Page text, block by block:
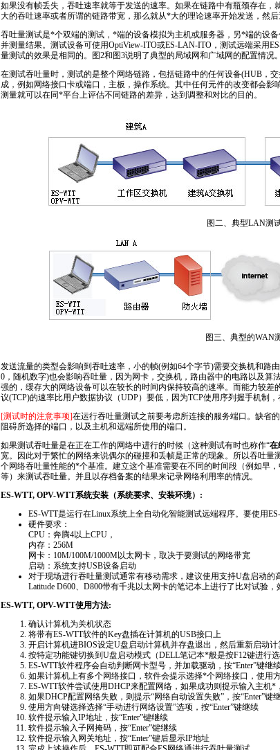
如果没有帧丢失，吞吐速率就等于发送的速率。如果在链路中有瓶颈存在
大的吞吐速率或者所谓的链路带宽，那么就从*大的理论速率开始发送，然
吞吐量测试是*个双端的测试， *端的设备模拟为主机或服务器，另*端的设
并测量结果。测试设备可使用OptiView-ITO或ES-LAN-ITO，测试远端采用
量测试的效果是相同的。图2和图3说明了典型的局域网和广域网的配置情况。
在测试吞吐量时，测试的是整个网络链路，包括链路中的任何设备(HUB，
成，例如网络接口卡或端口，主板，操作系统。其中任何元件的改变都会
测量就可以在同*平台上评估不同链路的差异，达到调整和对比的目的。
图二、典型LAN测
图三、典型的WAN
发送流量的类型会影响到吞吐速率，小的帧(例如64个字节)需要交换机和路
0，随机数字)也会影响吞吐量，因为网卡，交换机，路由器中的电路以及算
强的，缓存大的网络设备可以在较长的时间内保持较高的速率。而能力较差
议(TCP)的速率比用户数据协议（UDP）要低，因为TCP使用序列握手机制，
[测试时的注意事项]在运行吞吐量测试之前要考虑所连接的服务端口。缺省
阻碍所选择的端口，以及主机和远端所使用的端口。
如果测试吞吐量是在正在工作的网络中进行的时候（这种测试有时也称作“在
宽。因此对于繁忙的网络来说偶尔的碰撞和丢帧是正常的现象。所以吞吐
个网络吞吐量性能的*个基准。建立这个基准需要在不同的时间段（例如早
等）来测试吞吐量。并且以存档备案的结果来记录网络利用率的情况。
ES-WTT, OPV-WTT系统安装（系统要求、安装环境）:
ES-WTT是运行在Linux系统上全自动化智能测试远端程序。要使用
硬件要求：
CPU：奔腾4以上CPU，
内存：256M
网卡：10M/100M/1000M以太网卡，取决于要测试的网络带宽
启动：系统支持USB设备启动
对于现场进行吞吐量测试通常有移动需求，建议使用支持U盘启动的
Latitude D600、D800带有千兆以太网卡的笔记本上进行了比对试验，
ES-WTT, OPV-WTT使用方法:
确认计算机为关机状态
将带有ES-WTT软件的Key盘插在计算机的USB接口上
开启计算机进BIOS设定U盘启动计算机并存盘退出，然后重新启动计
按特定功能键切换到U盘启动模式（DELL笔记本*般是按F12键进行
ES-WTT软件程序会自动判断网卡型号，并加载驱动，按“Enter”键继
如果计算机上有多个网络接口，软件会提示选择*个网络接口，使用
ES-WTT软件尝试使用DHCP来配置网络，如果成功则提示输入主机*
如果DHCP配置网络失败，则提示“网络自动设置失败”，按“Enter”键
使用方向键选择选择“手动进行网络设置”选项，按“Enter”键继续
软件提示输入IP地址，按“Enter”键继续
软件提示输入子网掩码，按“Enter”键继续
软件提示输入网关地址，按“Enter”键后显示IP地址